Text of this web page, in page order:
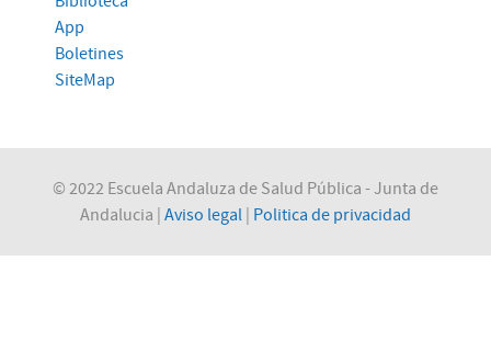
App
Boletines
SiteMap
© 2022 Escuela Andaluza de Salud Pública - Junta de
Andalucia | Aviso legal Politica de privacidad